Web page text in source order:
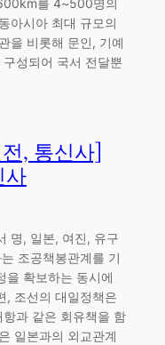
를 4~500명의
아시아 최대 규모의
을 비롯해 문인, 기예
성되어 국서 전달뿐
, 통신사]
사
명, 일본, 여진, 유구
조공책봉관계를 기
을 확보하는 동시에
, 조선의 대일정책은
과 같은 회유책을 함
일본과의 외교관계